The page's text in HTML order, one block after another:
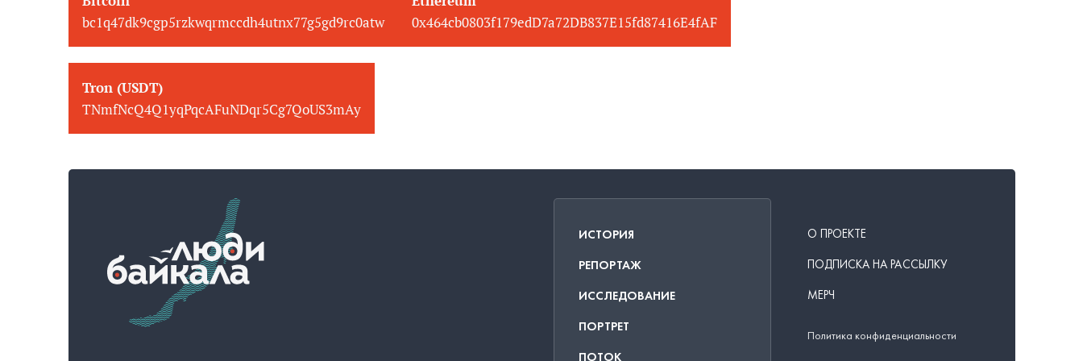
bc1q47dk9cgp5rzkwqrmccdh4utnx77g5gd9rc0atw
0x464cb0803f179edD7a72DB837E15fd87416E4fAF
Tron (USDT)
TNmfNcQ4Q1yqPqcAFuNDqr5Cg7QoUS3mAy
ИСТОРИЯ
РЕПОРТАЖ
ИССЛЕДОВАНИЕ
ПОРТРЕТ
ПОТОК
О ПРОЕКТЕ
ПОДПИСКА НА РАССЫЛКУ
МЕРЧ
Политика конфиденциальности